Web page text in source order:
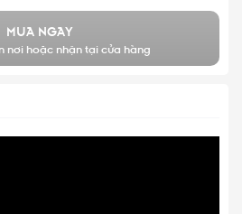
MUA NGAY
nơi hoặc nhận tại cửa hàng